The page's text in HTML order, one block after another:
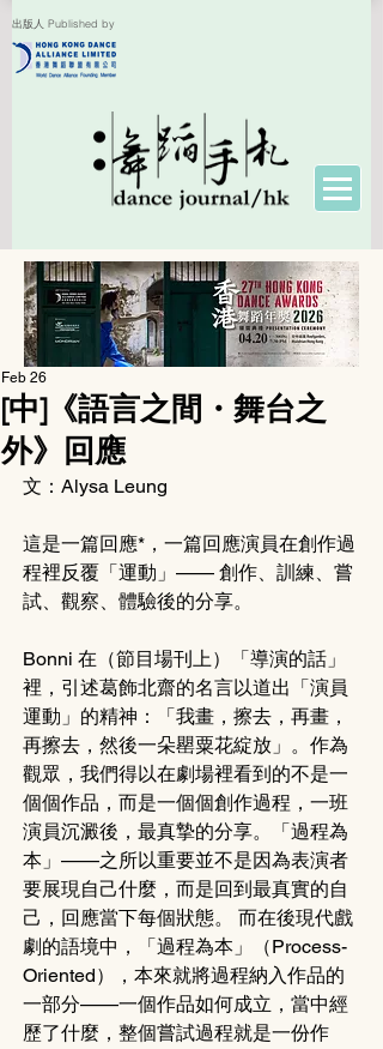
出版人 Published by
[中]《語言之間・舞台之
外》回應
Feb 26
文：Alysa Leung
這是一篇回應*，一篇回應演員在創作過
程裡反覆「運動」—— 創作、訓練、嘗
試、觀察、體驗後的分享。
Bonni 在（節目場刊上）「導演的話」
裡，引述葛飾北齋的名言以道出「演員
運動」的精神：「我畫，擦去，再畫，
再擦去，然後一朵罌粟花綻放」。作為
觀眾，我們得以在劇場裡看到的不是一
個個作品，而是一個個創作過程，一班
演員沉澱後，最真摯的分享。「過程為
本」——之所以重要並不是因為表演者
要展現自己什麼，而是回到最真實的自
己，回應當下每個狀態。 而在後現代戲
劇的語境中，「過程為本」（Process-
Oriented），本來就將過程納入作品的
一部分——一個作品如何成立，當中經
歷了什麼，整個嘗試過程就是一份作